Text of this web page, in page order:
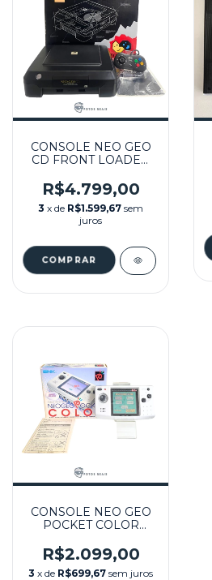
CONSOLE NEO GEO
CD FRONT LOADER
SEMINOVO - SNK
R$4.799,00
3 x de R$1.599,67 sem
juros
CONSOLE NEO GEO
POCKET COLOR
CAIXA SEMINOVO -
SNK
R$2.099,00
3 x de R$699,67 sem juros